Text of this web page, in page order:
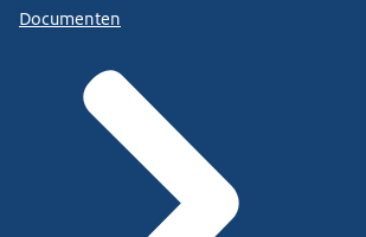
Documenten